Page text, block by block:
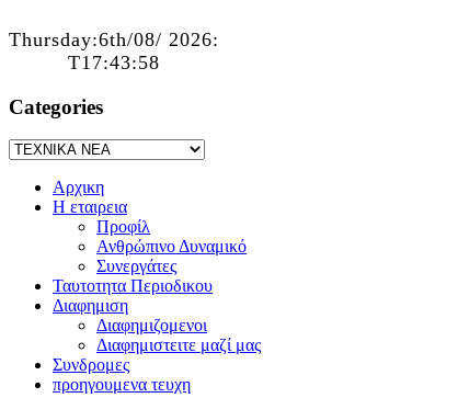
Thursday:6th/08/ 2026:
T17:43:58
Categories
Αρχικη
Η εταιρεια
Προφίλ
Ανθρώπινο Δυναμικό
Συνεργάτες
Ταυτοτητα Περιοδικου
Διαφημιση
Διαφημιζομενοι
Διαφημιστειτε μαζί μας
Συνδρομες
προηγουμενα τευχη